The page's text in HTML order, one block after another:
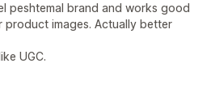
peshtemal brand and works good
images. Actually better
UGC.